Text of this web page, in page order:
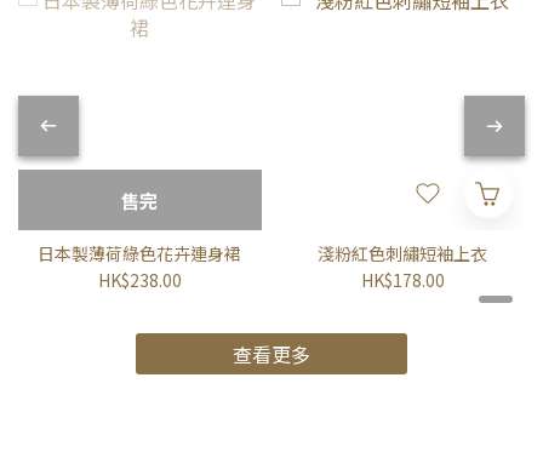
售完
日本製薄荷綠色花卉連身裙
HK$238.00
淺粉紅色刺繡短袖上衣
HK$178.00
查看更多